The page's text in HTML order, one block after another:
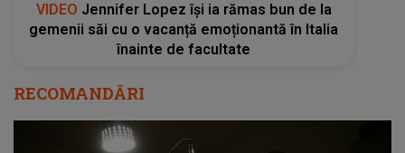
VIDEO Jennifer Lopez își ia rămas bun de la
gemenii săi cu o vacanță emoționantă în Italia
înainte de facultate
RECOMANDĂRI